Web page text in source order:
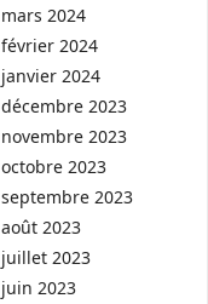
mars 2024
février 2024
janvier 2024
décembre 2023
novembre 2023
octobre 2023
septembre 2023
août 2023
juillet 2023
juin 2023